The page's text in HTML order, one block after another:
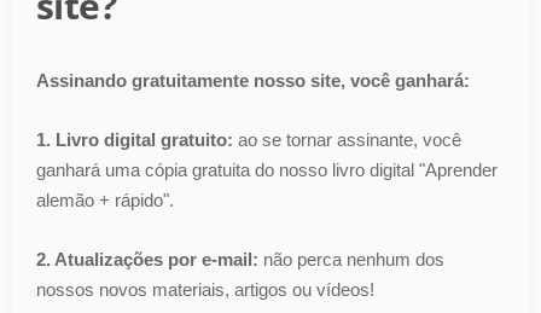
Assinando gratuitamente nosso site, você ganhará:
1. Livro digital gratuito: ao se tornar assinante, você
ganhará uma cópia gratuita do nosso livro digital "Aprender
alemão + rápido".
2. Atualizações por e-mail: não perca nenhum dos
nossos novos materiais, artigos ou vídeos!